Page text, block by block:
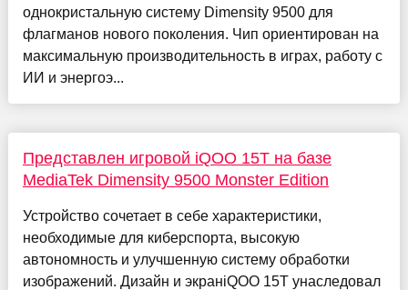
однокристальную систему Dimensity 9500 для
флагманов нового поколения. Чип ориентирован на
максимальную производительность в играх, работу с
ИИ и энергоэ...
Представлен игровой iQOO 15T на базе
MediaTek Dimensity 9500 Monster Edition
Устройство сочетает в себе характеристики,
необходимые для киберспорта, высокую
автономность и улучшенную систему обработки
изображений. Дизайн и экранiQOO 15T унаследовал